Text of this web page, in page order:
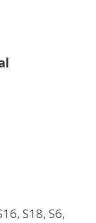
,S18,S6,